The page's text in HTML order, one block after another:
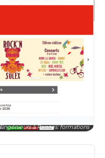
à Rennes: formations